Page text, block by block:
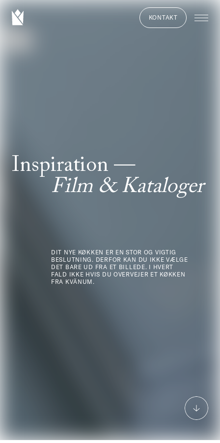
KONTAKT
Inspiration
Film & Kataloger
DIT NYE KØKKEN ER EN STOR OG VIGTIG
BESLUTNING. DERFOR KAN DU IKKE VÆLGE
DET BARE UD FRA ET BILLEDE. I HVERT
FALD IKKE HVIS DU OVERVEJER ET KØKKEN
FRA KVÄNUM.